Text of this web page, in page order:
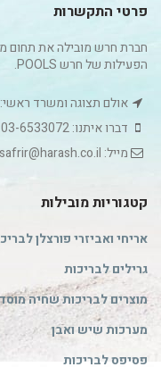
פרטי התקשרות
חברת חרש מובילה את תחום
הפעילות של חרש POOLS.
אולם תצוגה ומשרד ראשי: רח’
דברו איתנו: 03-6533072
מייל: tsafrir@harash.co.il
קטגוריות מובילות
אריחי ואביזרי פורצלן
גרילים לבריכות
מוצרים לבריכות שחיה
מערכות שיש ואבן
פסיפס לבריכות